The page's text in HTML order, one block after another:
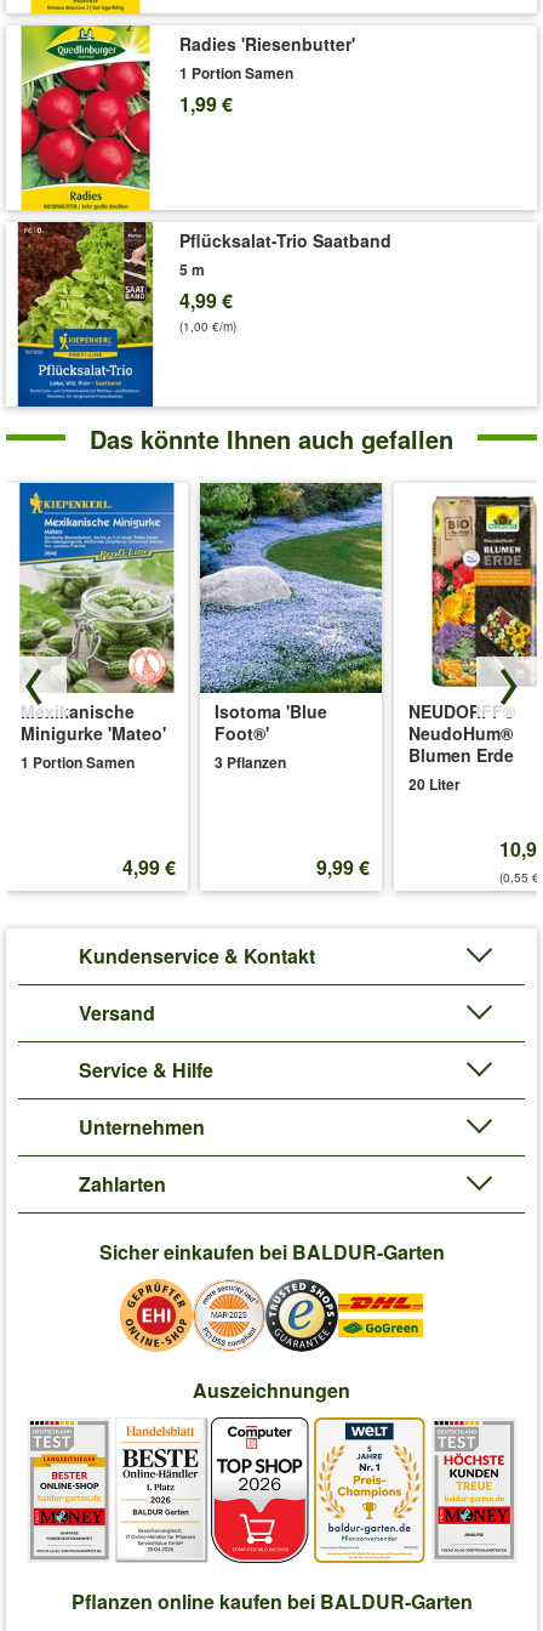
Radies 'Riesenbutter'
1 Portion Samen
1,99 €
Pflücksalat-Trio Saatband
5 m
4,99 €
(1,00 €/m)
Das könnte Ihnen auch gefallen
Mexikanische
Minigurke 'Mateo'
1 Portion Samen
4,99 €
Isotoma 'Blue
Foot®'
3 Pflanzen
9,99 €
NEUDORFF®
NeudoHum®
Blumen Erde
20 Liter
(0,55
Kundenservice & Kontakt
Versand
Service & Hilfe
Unternehmen
Zahlarten
Sicher einkaufen bei BALDUR-Garten
Auszeichnungen
Pflanzen online kaufen bei BALDUR-Garten